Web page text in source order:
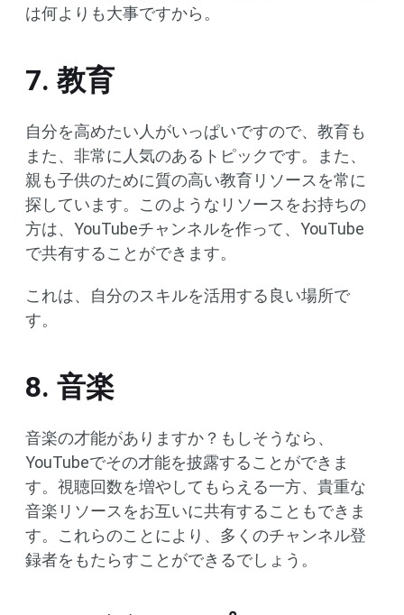
は何よりも大事ですから。
7. 教育
自分を高めたい人がいっぱいですので、教育も
また、非常に人気のあるトピックです。また、
親も子供のために質の高い教育リソースを常に
探しています。このようなリソースをお持ちの
方は、YouTubeチャンネルを作って、YouTube
で共有することができます。
これは、自分のスキルを活用する良い場所で
す。
8. 音楽
音楽の才能がありますか？もしそうなら、
YouTubeでその才能を披露することができま
す。視聴回数を増やしてもらえる一方、貴重な
音楽リソースをお互いに共有することもできま
す。これらのことにより、多くのチャンネル登
録者をもたらすことができるでしょう。